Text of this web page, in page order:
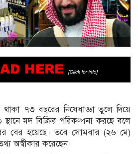
৭৩ বছরের নিষেধাজ্ঞা তুলে দিয়ে
মদ বিক্রির পরিকল্পনা করছে বলে
বের হয়েছে। তবে সোমবার (২৬ মে)
অস্বীকার করেছেন।